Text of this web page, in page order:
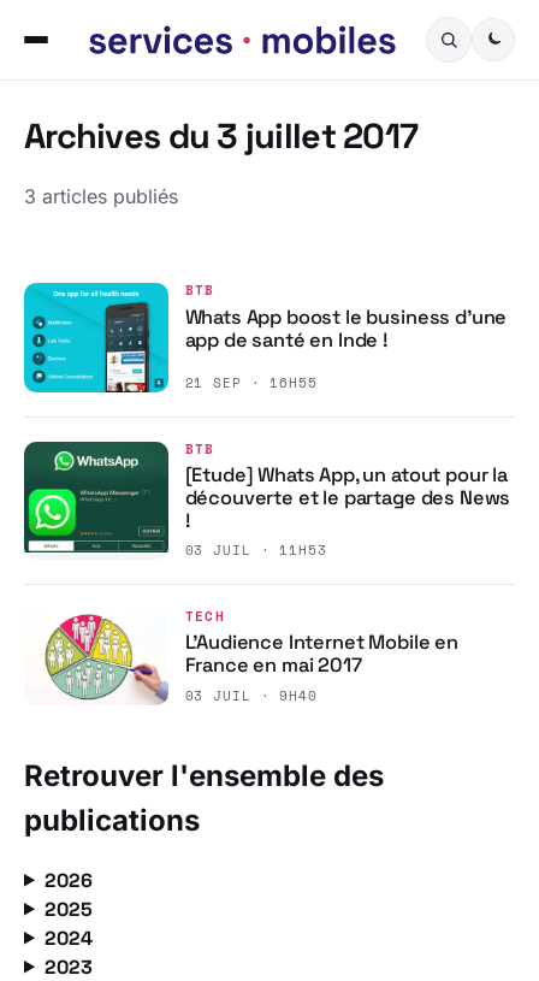
Archives du 3 juillet 2017
3 articles publiés
BTB
Whats App boost le business d’une
app de santé en Inde !
21 SEP · 16H55
BTB
[Etude] Whats App, un atout pour la
découverte et le partage des News
!
03 JUIL · 11H53
TECH
L’Audience Internet Mobile en
France en mai 2017
03 JUIL · 9H40
Retrouver l'ensemble des
publications
2026
2025
2024
2023